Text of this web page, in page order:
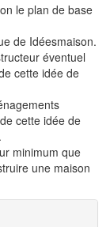
le plan de base
de Idéesmaison.
éventuel
cette idée de
cette idée de
minimum que
une maison